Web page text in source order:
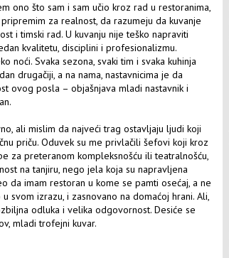
ono što sam i sam učio kroz rad u restoranima,
za realnost, da razumeju da kuvanje
i timski rad. U kuvanju nije teško napraviti
kvalitetu, disciplini i profesionalizmu.
noći. Svaka sezona, svaki tim i svaka kuhinja
drugačiji, a na nama, nastavnicima je da
ovog posla – objašnjava mladi nastavnik i
ali mislim da najveći trag ostavljaju ljudi koji
priču. Oduvek su me privlačili šefovi koji kroz
za preteranom kompleksnošću ili teatralnošću,
na tanjiru, nego jela koja su napravljena
da imam restoran u kome se pamti osećaj, a ne
svom izrazu, i zasnovano na domaćoj hrani. Ali,
odluka i velika odgovornost. Desiće se
mladi trofejni kuvar.